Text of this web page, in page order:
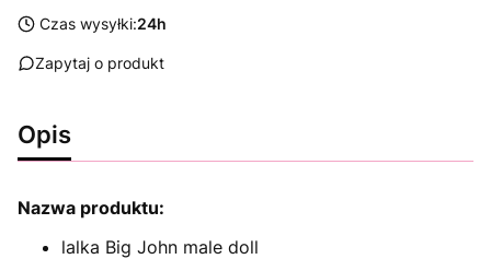
Czas wysyłki:24h
Zapytaj o produkt
Opis
Nazwa produktu:
lalka Big John male doll